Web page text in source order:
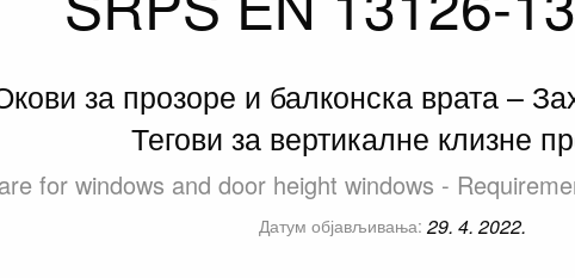
за прозоре и балконска врата –
Тегови за вертикалне клизне
for windows and door height windows -
Датум објављивања: 29. 4. 2022.